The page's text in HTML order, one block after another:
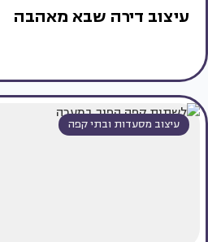
עיצוב דירה שבא מאהבה
עיצוב מסעדות ובתי קפה